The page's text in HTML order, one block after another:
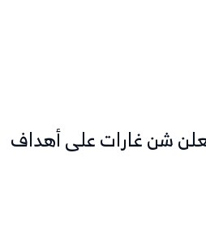
شن غارات على أهداف